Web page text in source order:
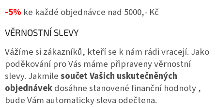
-5% ke každé objednávce nad 5000,- Kč
VĚRNOSTNÍ SLEVY
Vážíme si zákazníků, kteří se k nám rádi vracejí. Jako
poděkování pro Vás máme připraveny věrnostní
slevy. Jakmilesoučet Vašich uskutečněných
objednávekdosáhne stanovené finanční hodnoty ,
bude Vám automaticky sleva odečtena.